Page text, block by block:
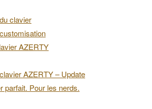
clavier
AZERTY
AZERTY – Update
parfait. Pour les nerds.